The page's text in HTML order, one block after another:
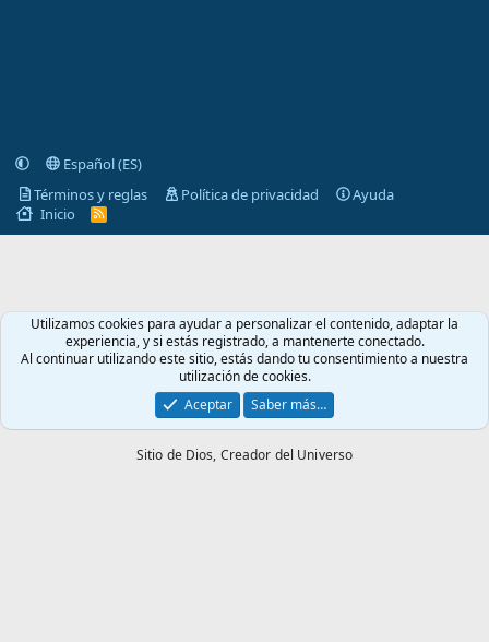
Español (ES)
Términos y reglas
Política de privacidad
Ayuda
Inicio
R
S
Utilizamos cookies para ayudar a personalizar el contenido, adaptar la
experiencia, y si estás registrado, a mantenerte conectado.
Al continuar utilizando este sitio, estás dando tu consentimiento a nuestra
utilización de cookies.
Aceptar
Saber más…
Sitio de Dios, Creador del Universo